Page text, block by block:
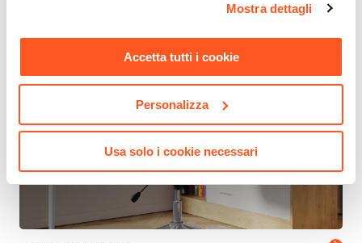
momento. Per maggiori informazioni si invita a leggere la
nostraCookie Policy.
Mostra dettagli
Accetta tutti i cookie
Personalizza
Usa solo i cookie necessari
all'ambiente Ufficio
Collezione Tilda
Roller